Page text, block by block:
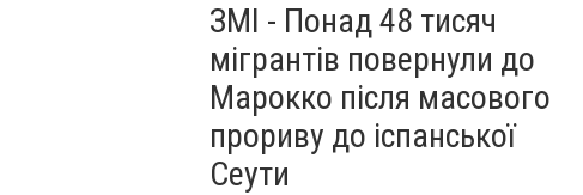
ЗМІ - Понад 48 тисяч
мігрантів повернули до
Марокко після масового
прориву до іспанської
Сеути